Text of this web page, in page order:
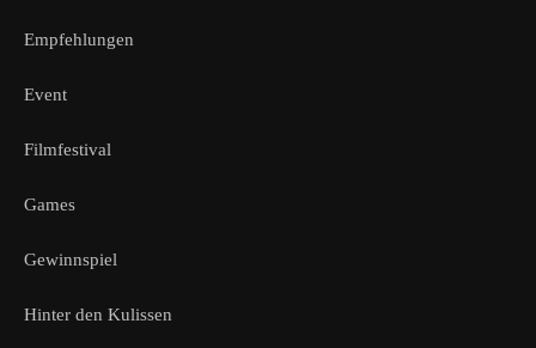
Empfehlungen
Event
Filmfestival
Games
Gewinnspiel
Hinter den Kulissen